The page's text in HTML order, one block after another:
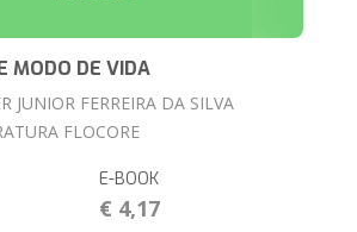
MODO DE VIDA
JUNIOR FERREIRA DA SILVA
FLOCORE
E-BOOK
€ 4,17